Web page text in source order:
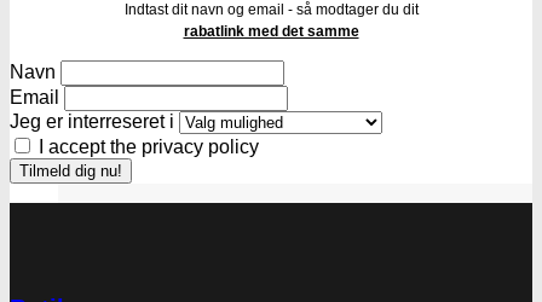
Indtast dit navn og email - så modtager du dit
rabatlink med det samme
Navn
Email
Jeg er interreseret i
I accept the privacy policy